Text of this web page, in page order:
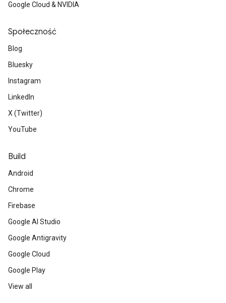
Google Cloud & NVIDIA
Społeczność
Blog
Bluesky
Instagram
LinkedIn
X (Twitter)
YouTube
Build
Android
Chrome
Firebase
Google AI Studio
Google Antigravity
Google Cloud
Google Play
View all